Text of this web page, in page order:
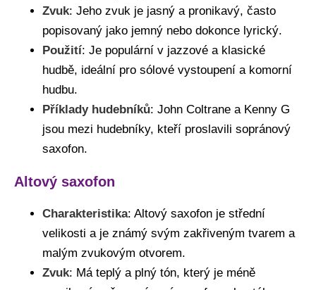
Zvuk: Jeho zvuk je jasný a pronikavý, často
popisovaný jako jemný nebo dokonce lyrický.
Použití: Je populární v jazzové a klasické
hudbě, ideální pro sólové vystoupení a komorní
hudbu.
Příklady hudebníků: John Coltrane a Kenny G
jsou mezi hudebníky, kteří proslavili sopránový
saxofon.
Altový saxofon
Charakteristika: Altový saxofon je střední
velikosti a je známý svým zakřiveným tvarem a
malým zvukovým otvorem.
Zvuk: Má teplý a plný tón, který je méně